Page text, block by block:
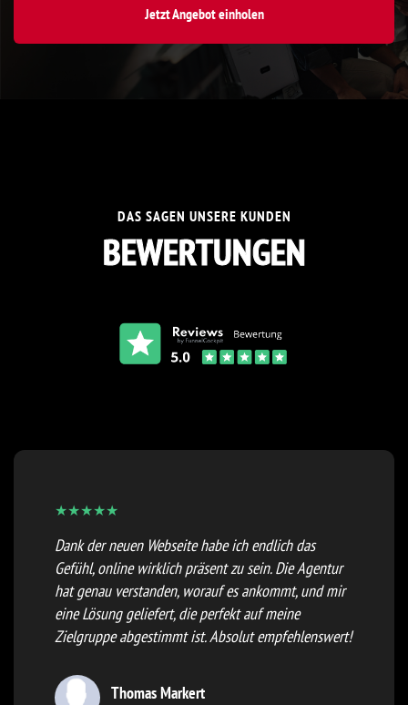
Jetzt Angebot einholen
DAS SAGEN UNSERE KUNDEN
BEWERTUNGEN
★★★★★
Dank der neuen Webseite habe ich endlich das
Gefühl, online wirklich präsent zu sein. Die Agentur
hat genau verstanden, worauf es ankommt, und mir
eine Lösung geliefert, die perfekt auf meine
Zielgruppe abgestimmt ist. Absolut empfehlenswert!
Thomas Markert